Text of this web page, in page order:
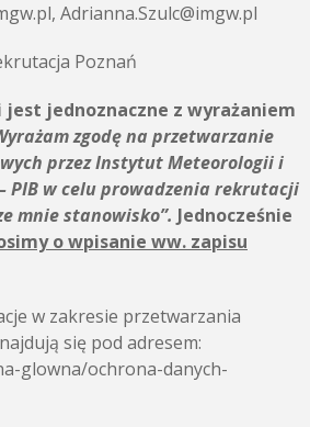
Adrianna.Szulc@imgw.pl
Poznań
jest jednoznaczne z wyrażaniem
zgodę na przetwarzanie
przez Instytut Meteorologii i
PIB w celu prowadzenia rekrutacji
mnie stanowisko”. Jednocześnie
o wpisanie ww. zapisu
w zakresie przetwarzania
się pod adresem:
glowna/ochrona-danych-